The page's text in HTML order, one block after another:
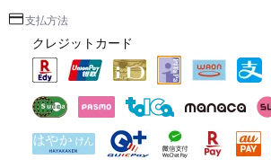
支払方法
クレジットカード